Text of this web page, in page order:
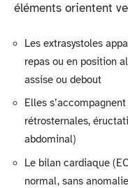
éléments orientent
Les extrasystoles
repas ou en position
assise ou debout
Elles
rétrosternales,
abdominal)
Le bilan cardiaque
normal, sans